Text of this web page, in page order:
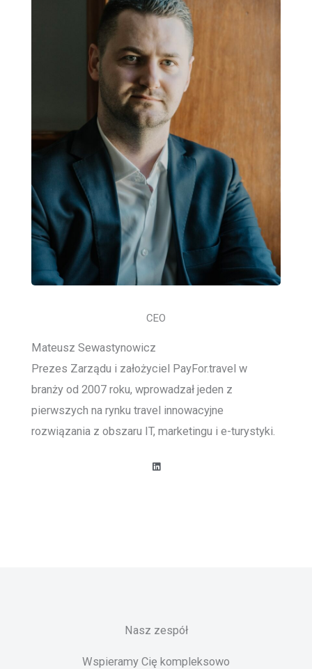
CEO
Mateusz Sewastynowicz
Prezes Zarządu i założyciel PayFor.travel w
branży od 2007 roku, wprowadzał jeden z
pierwszych na rynku travel innowacyjne
rozwiązania z obszaru IT, marketingu i e-turystyki.
i
Nasz zespół
Wspieramy Cię kompleksowo